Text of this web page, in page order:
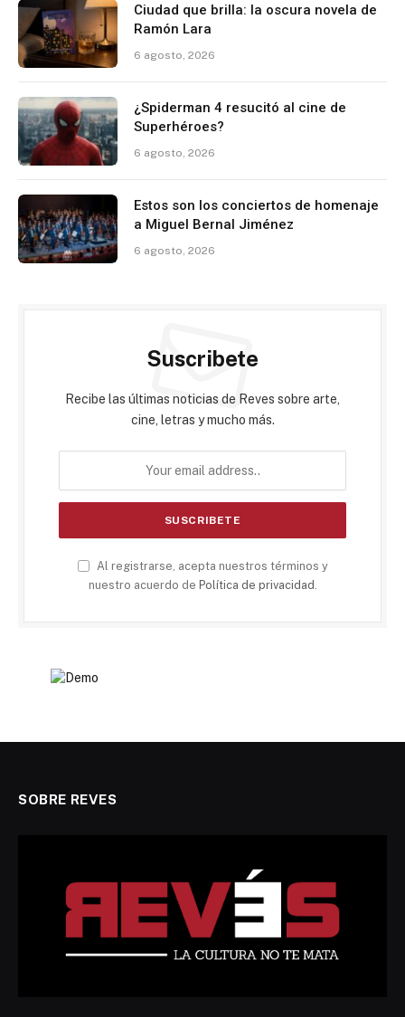
Ciudad que brilla: la oscura novela de
Ramón Lara
6 agosto, 2026
¿Spiderman 4 resucitó al cine de
Superhéroes?
6 agosto, 2026
Estos son los conciertos de homenaje
a Miguel Bernal Jiménez
6 agosto, 2026
Suscribete
Recibe las últimas noticias de Reves sobre arte,
cine, letras y mucho más.
Al registrarse, acepta nuestros términos y
nuestro acuerdo de Política de privacidad
SOBRE REVES